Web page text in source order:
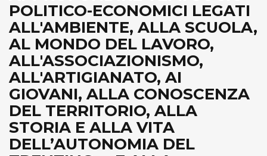
POLITICO-ECONOMICI LEGATI
ALL'AMBIENTE, ALLA SCUOLA,
AL MONDO DEL LAVORO,
ALL'ASSOCIAZIONISMO,
ALL'ARTIGIANATO, AI
GIOVANI, ALLA CONOSCENZA
DEL TERRITORIO, ALLA
STORIA E ALLA VITA
DELL’AUTONOMIA DEL